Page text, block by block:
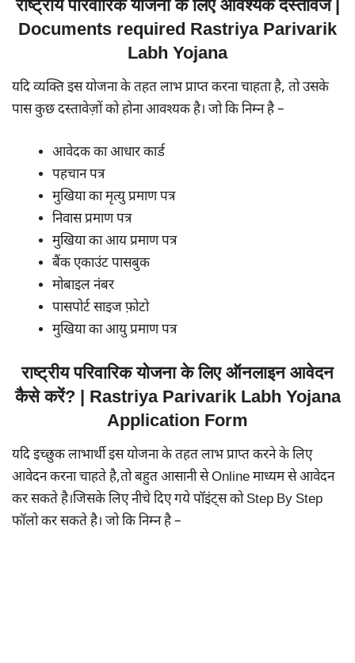
राष्ट्रीय परिवारिक योजना के लिए आवश्यक दस्तावेज |
Documents required Rastriya Parivarik
Labh Yojana
यदि व्यक्ति इस योजना के तहत लाभ प्राप्त करना चाहता है, तो उसके
पास कुछ दस्तावेज़ों को होना आवश्यक है। जो कि निम्न है –
आवेदक का आधार कार्ड
पहचान पत्र
मुखिया का मृत्यु प्रमाण पत्र
निवास प्रमाण पत्र
मुखिया का आय प्रमाण पत्र
बैंक एकाउंट पासबुक
मोबाइल नंबर
पासपोर्ट साइज फ़ोटो
मुखिया का आयु प्रमाण पत्र
राष्ट्रीय परिवारिक योजना के लिए ऑनलाइन आवेदन
कैसे करें? | Rastriya Parivarik Labh Yojana
Application Form
यदि इच्छुक लाभार्थी इस योजना के तहत लाभ प्राप्त करने के लिए
आवेदन करना चाहते है,तो बहुत आसानी से Online माध्यम से आवेदन
कर सकते है।जिसके लिए नीचे दिए गये पॉइंट्स को Step By Step
फॉलो कर सकते है। जो कि निम्न है –